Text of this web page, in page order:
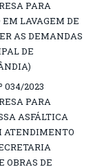
PARA
EM LAVAGEM DE
AS DEMANDAS
DE
034/2023
PARA
ASFÁLTICA
ATENDIMENTO
OBRAS DE